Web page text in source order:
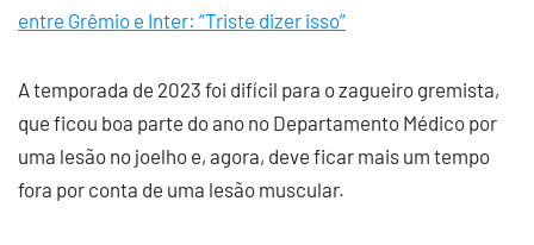
entre Grêmio e Inter: “Triste dizer isso”
A temporada de 2023 foi difícil para o zagueiro gremista,
que ficou boa parte do ano no Departamento Médico por
uma lesão no joelho e, agora, deve ficar mais um tempo
fora por conta de uma lesão muscular.